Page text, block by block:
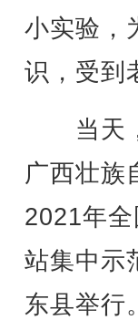
小实验，
识，受到
当天，
广西壮族
2021年全
站集中示
东县举行